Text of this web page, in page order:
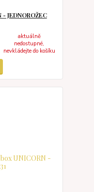
JEDNOROŽEC
aktuálně
nedostupné,
nevkládejte do košíku